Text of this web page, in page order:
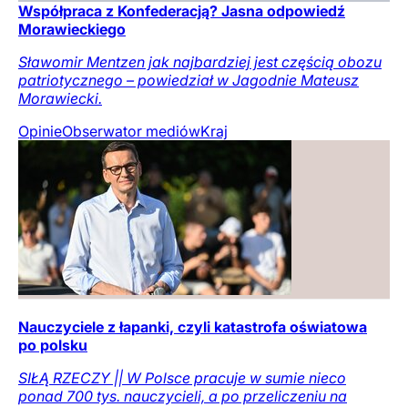
Współpraca z Konfederacją? Jasna odpowiedź
Morawieckiego
Sławomir Mentzen jak najbardziej jest częścią obozu
patriotycznego – powiedział w Jagodnie Mateusz
Morawiecki.
OpinieObserwator mediówKraj
Nauczyciele z łapanki, czyli katastrofa oświatowa
po polsku
SIŁĄ RZECZY || W Polsce pracuje w sumie nieco
ponad 700 tys. nauczycieli, a po przeliczeniu na